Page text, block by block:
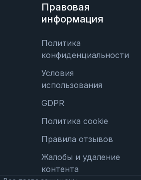
Правовая
информация
Политика
конфиденциальности
Условия
использования
GDPR
Политика cookie
Правила отзывов
Жалобы и удаление
контента